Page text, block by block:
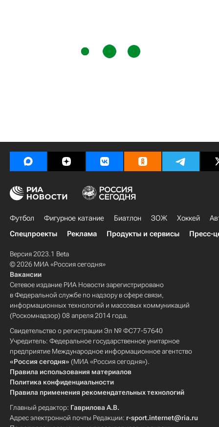
Футбол Фигурное катание Биатлон ЗОЖ Хоккей
Спецпроекты
Реклама Продукты и сервисы Пресс-
Версия 2023.1 Beta
© 2026 МИА «Россия сегодня»
Вакансии
Сетевое издание РИА Новости зарегистрировано
в Федеральной службе по надзору в сфере связи,
информационных технологий и массовых коммуникаций
(Роскомнадзор) 08 апреля 2014 года.
Свидетельство о регистрации Эл № ФС77-57640
Учредитель: Федеральное государственное унитарное
предприятие Международное информационное агентство
«Россия сегодня» (МИА «Россия сегодня»).
Правила использования материалов
Политика конфиденциальности
Правила применения рекомендательных технологий
Главный редактор: Гаврилова А.В.
Адрес электронной почты Редакции: r-sport.internet@ria.ru